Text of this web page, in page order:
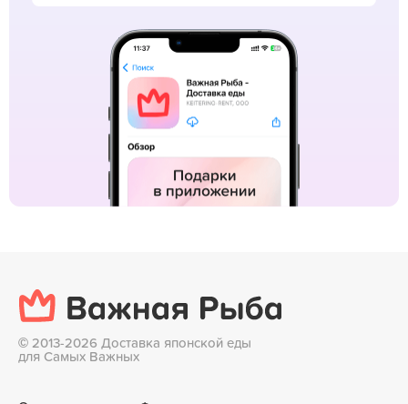
© 2013-2026 Доставка японской еды
для Самых Важных